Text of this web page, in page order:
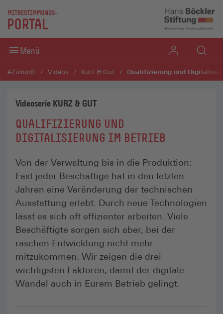
Direkt zum Inhaltsbereich
Direkt zum Fußbereich
Menü
#Zukunft Videos Kurz & Gut Qualifizierung und
Videoserie KURZ & GUT
QUALIFIZIERUNG UND
DIGITALISIERUNG IM BETRIEB
Von der Verwaltung bis in die Produktion:
Fast jeder Beschäftige hat in den letzten
Jahren eine Veränderung der technischen
Ausstattung erlebt. Durch neue Technologien
lässt es sich oft effizienter arbeiten. Viele
Beschäftigte sorgen sich aber, bei der
raschen Entwicklung nicht mehr
mitzukommen. Wir zeigen die drei
wichtigsten Faktoren, damit der digitale
Wandel auch in Eurem Betrieb gelingt.